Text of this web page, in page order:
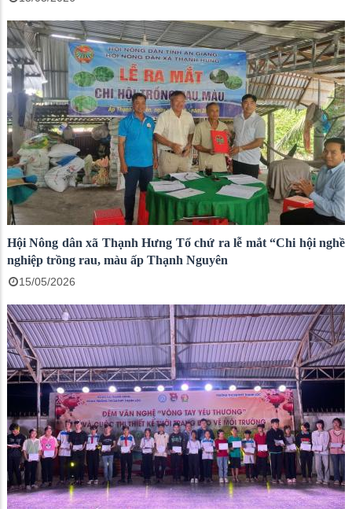
Hội Nông dân xã Thạnh Hưng Tổ chứ ra lễ mắt “Chi hội nghề
nghiệp trồng rau, màu ấp Thạnh Nguyên
15/05/2026